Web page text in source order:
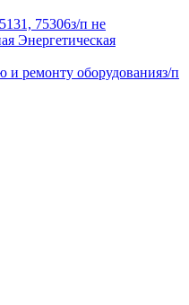
75306з/п не
Энергетическая
и ремонту оборудованияз/п